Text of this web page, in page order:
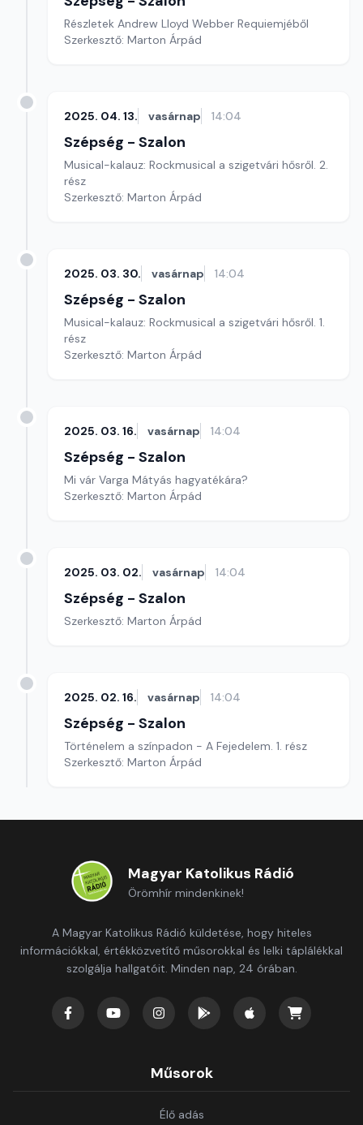
Részletek Andrew Lloyd Webber Requiemjéből
Szerkesztő: Marton Árpád
2025. 04. 13. vasárnap 14:04
Szépség - Szalon
Musical-kalauz: Rockmusical a szigetvári hősről. 2.
rész
Szerkesztő: Marton Árpád
2025. 03. 30. vasárnap 14:04
Szépség - Szalon
Musical-kalauz: Rockmusical a szigetvári hősről. 1.
rész
Szerkesztő: Marton Árpád
2025. 03. 16. vasárnap 14:04
Szépség - Szalon
Mi vár Varga Mátyás hagyatékára?
Szerkesztő: Marton Árpád
2025. 03. 02. vasárnap 14:04
Szépség - Szalon
Szerkesztő: Marton Árpád
2025. 02. 16. vasárnap 14:04
Szépség - Szalon
Történelem a színpadon - A Fejedelem. 1. rész
Szerkesztő: Marton Árpád
Magyar Katolikus Rádió
Örömhír mindenkinek!
A Magyar Katolikus Rádió küldetése, hogy hiteles
információkkal, értékközvetítő műsorokkal és lelki táplálékkal
szolgálja hallgatóit. Minden nap, 24 órában.
Műsorok
Élő adás